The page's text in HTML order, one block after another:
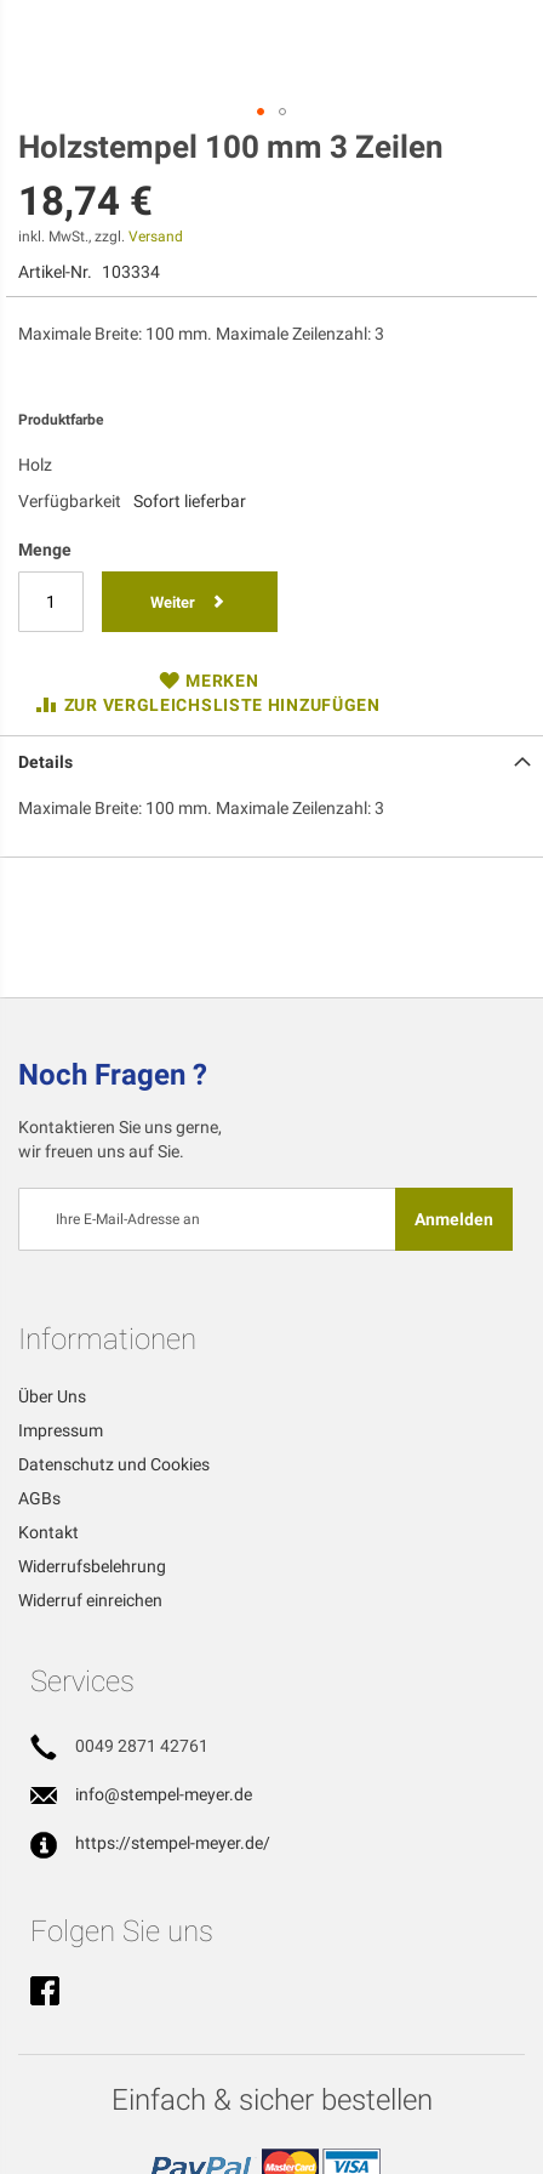
Zum
Anfang
der
Bildgalerie
springen
Holzstempel 100 mm 3 Zeilen
18,74 €
inkl. MwSt., zzgl. Versand
Artikel-Nr. 103334
Maximale Breite: 100 mm. Maximale Zeilenzahl: 3
Produktfarbe
Holz
Verfügbarkeit
Sofort lieferbar
Menge
Weiter
MERKEN
ZUR VERGLEICHSLISTE HINZUFÜGEN
Details
Maximale Breite: 100 mm. Maximale Zeilenzahl: 3
Noch Fragen ?
Kontaktieren Sie uns gerne,
wir freuen uns auf Sie.
sich
an:
Anmelden
Informationen
Über Uns
Impressum
Datenschutz und Cookies
AGBs
Kontakt
Widerrufsbelehrung
Widerruf einreichen
Services
0049 2871 42761
info@stempel-meyer.de
https://stempel-meyer.de/
Folgen Sie uns
Einfach & sicher bestellen